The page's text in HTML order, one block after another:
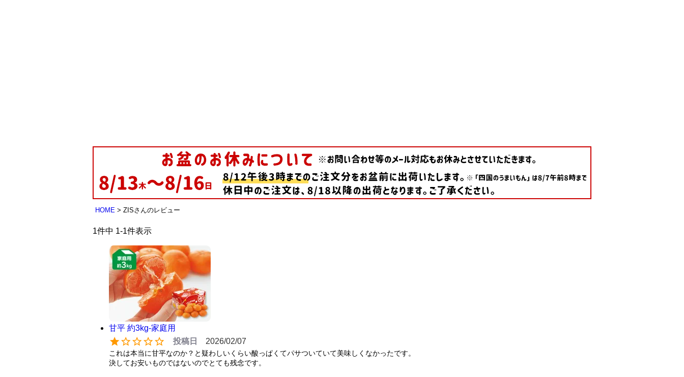
HOME ZISさんのレビュー
1件中 1-1件表示
甘平 約3kg-家庭用
投稿日
2026/02/07
これは本当に甘平なのか？と疑わしいくらい酸っぱくてパサついていて美味しくなかったです。
決してお安いものではないのでとても残念です。